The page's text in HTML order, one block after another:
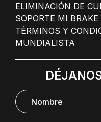
ELIMINACIÓN DE
SOPORTE MI BRAKE
TÉRMINOS Y
MUNDIALISTA